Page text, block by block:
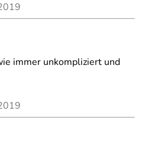
immer unkompliziert und